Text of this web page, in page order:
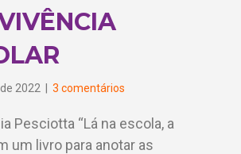
2022 3 comentários
Pesciotta “Lá na escola, a
um livro para anotar as